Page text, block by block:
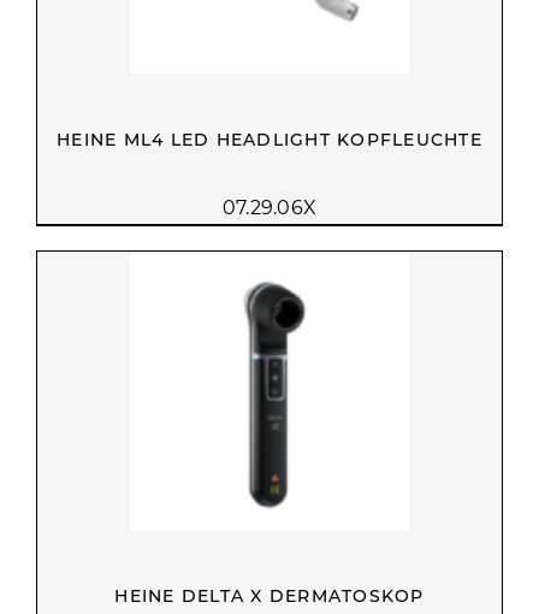
HEINE ML4 LED HEADLIGHT KOPFLEUCHTE
07.29.06X
HEINE DELTA X DERMATOSKOP